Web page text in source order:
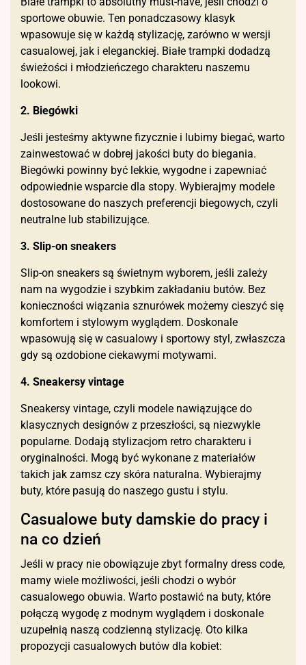
sportowe obuwie. Ten ponadczasowy klasyk
wpasowuje się w każdą stylizację, zarówno w wersji
casualowej, jak i eleganckiej. Białe trampki dodadzą
świeżości i młodzieńczego charakteru naszemu
lookowi.
2. Biegówki
Jeśli jesteśmy aktywne fizycznie i lubimy biegać, warto
zainwestować w dobrej jakości buty do biegania.
Biegówki powinny być lekkie, wygodne i zapewniać
odpowiednie wsparcie dla stopy. Wybierajmy modele
dostosowane do naszych preferencji biegowych, czyli
neutralne lub stabilizujące.
3. Slip-on sneakers
Slip-on sneakers są świetnym wyborem, jeśli zależy
nam na wygodzie i szybkim zakładaniu butów. Bez
konieczności wiązania sznurówek możemy cieszyć się
komfortem i stylowym wyglądem. Doskonale
wpasowują się w casualowy i sportowy styl, zwłaszcza
gdy są ozdobione ciekawymi motywami.
4. Sneakersy vintage
Sneakersy vintage, czyli modele nawiązujące do
klasycznych designów z przeszłości, są niezwykle
popularne. Dodają stylizacjom retro charakteru i
oryginalności. Mogą być wykonane z materiałów
takich jak zamsz czy skóra naturalna. Wybierajmy
buty, które pasują do naszego gustu i stylu.
Casualowe buty damskie do pracy i
na co dzień
Jeśli w pracy nie obowiązuje zbyt formalny dress code,
mamy wiele możliwości, jeśli chodzi o wybór
casualowego obuwia. Warto postawić na buty, które
połączą wygodę z modnym wyglądem i doskonale
uzupełnią naszą codzienną stylizację. Oto kilka
propozycji casualowych butów dla kobiet: